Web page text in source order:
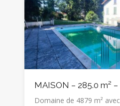
MAISON – 285.0 m²
Domaine de 4879 m²